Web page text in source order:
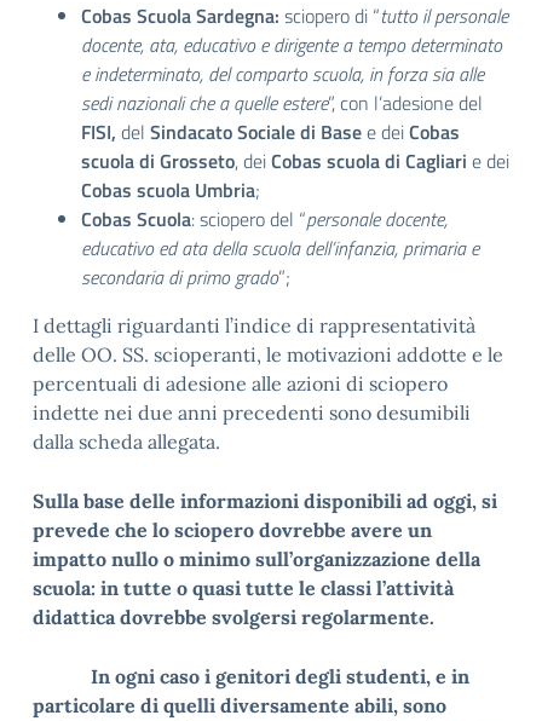
Cobas Scuola Sardegna: sciopero di “tutto il personale
docente, ata, educativo e dirigente a tempo determinato
e indeterminato, del comparto scuola, in forza sia alle
sedi nazionali che a quelle estere”, con l’adesione del
FISI, del Sindacato Sociale di Basee deiCobas
scuola di Grosseto, deiCobas scuola di Cagliari e dei
Cobas scuola Umbria;
Cobas Scuola: sciopero del “personale docente,
educativo ed ata della scuola dell’infanzia, primaria e
secondaria di primo grado”;
I dettagli riguardanti l’indice di rappresentatività
delle OO. SS. scioperanti, le motivazioni addotte e le
percentuali di adesione alle azioni di sciopero
indette nei due anni precedenti sono desumibili
dalla scheda allegata.
Sulla base delle informazioni disponibili ad oggi, si
prevede che lo sciopero dovrebbe avere un
impatto nullo o minimo sull’organizzazione della
scuola: in tutte o quasi tutte le classi l’attività
didattica dovrebbe svolgersi regolarmente.
In ogni caso i genitori degli studenti, e in
particolare di quelli diversamente abili, sono